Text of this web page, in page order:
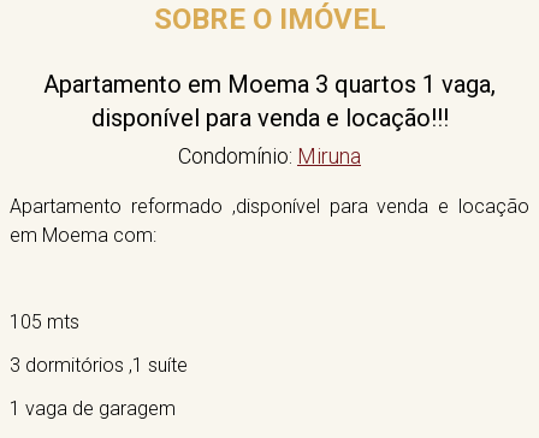
SOBRE O IMÓVEL
Apartamento em Moema 3 quartos 1 vaga,
disponível para venda e locação!!!
Condomínio: Miruna
Apartamento reformado ,disponível para venda e locação
em Moema com:
105 mts
3 dormitórios ,1 suíte
1 vaga de garagem